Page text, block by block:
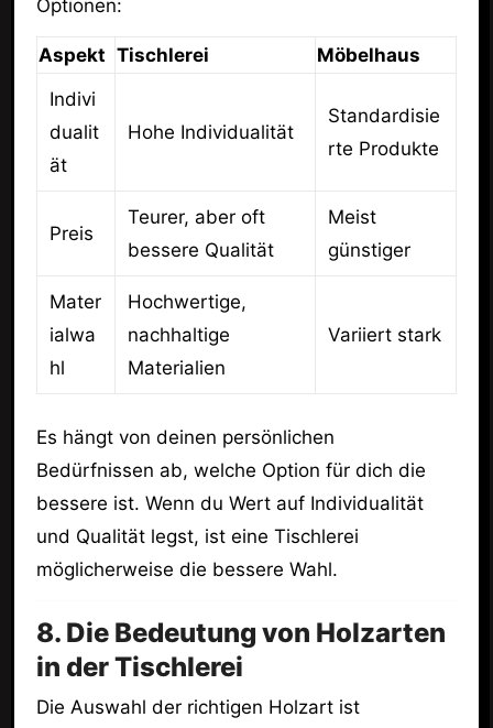
Optionen:
Aspekt Tischlerei
Möbelhaus
Indivi
dualit
ät
Hohe Individualität
Standardisie
rte Produkte
Preis
Teurer, aber oft
bessere Qualität
Meist
günstiger
Mater
ialwa
hl
Hochwertige,
nachhaltige
Materialien
Variiert stark
Es hängt von deinen persönlichen
Bedürfnissen ab, welche Option für dich die
bessere ist. Wenn du Wert auf Individualität
und Qualität legst, ist eine Tischlerei
möglicherweise die bessere Wahl.
8. Die Bedeutung von Holzarten
in der Tischlerei
Die Auswahl der richtigen Holzart ist